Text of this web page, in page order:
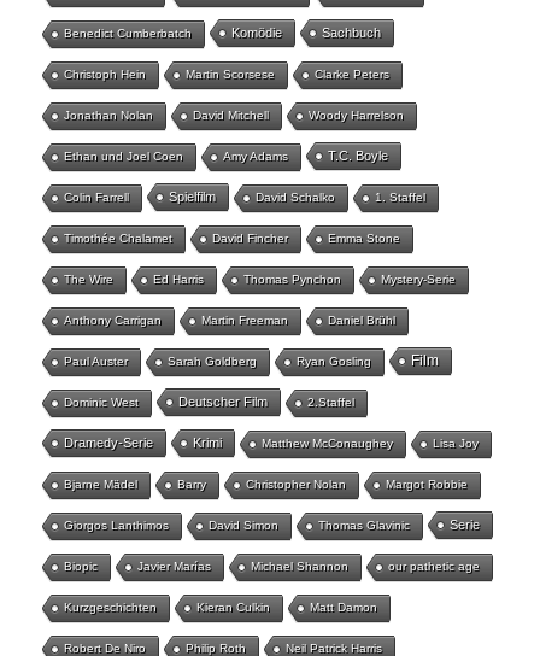
Benedict Cumberbatch Komödie Sachbuch
Christoph Hein Martin Scorsese Clarke Peters
Jonathan Nolan David Mitchell Woody Harrelson
Ethan und Joel Coen Amy Adams T.C. Boyle
Colin Farrell Spielfilm David Schalko 1. Staffel
Timothée Chalamet David Fincher Emma Stone
The Wire Ed Harris Thomas Pynchon Mystery-Serie
Anthony Carrigan Martin Freeman Daniel Brühl
Paul Auster Sarah Goldberg Ryan Gosling Film
Dominic West Deutscher Film 2.Staffel
Dramedy-Serie Krimi Matthew McConaughey Lisa Joy
Bjarne Mädel Barry Christopher Nolan Margot Robbie
Giorgos Lanthimos David Simon Thomas Glavinic Serie
Biopic Javier Marías Michael Shannon our pathetic age
Kurzgeschichten Kieran Culkin Matt Damon
Robert De Niro Philip Roth Neil Patrick Harris